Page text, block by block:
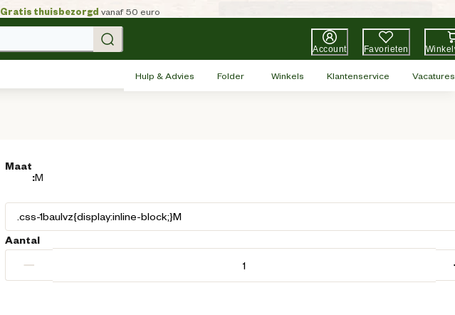
Gratis thuisbezorgd vanaf 50 euro
Account Favorieten
Hulp & Advies Folder Winkels Klantenservice Vacatures
Maat
:M
Aantal
−